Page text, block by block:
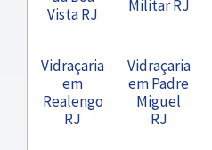
Vista RJ
Militar RJ
Vidraçaria
em
Realengo
RJ
Vidraçaria
em Padre
Miguel
RJ